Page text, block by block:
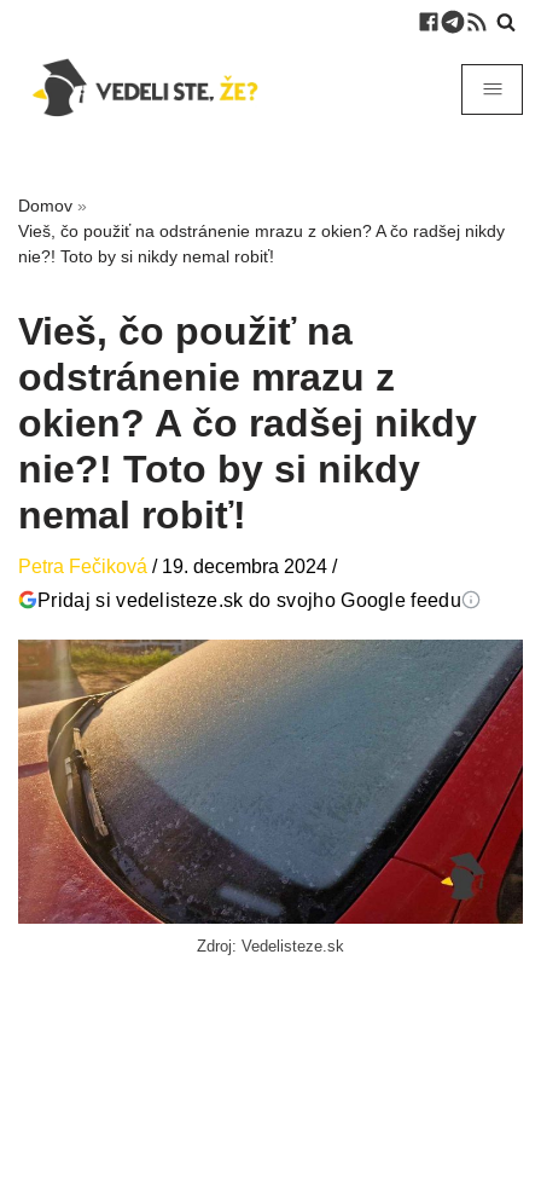
Domov »
Vieš, čo použiť na odstránenie mrazu z okien? A čo radšej nikdy
nie?! Toto by si nikdy nemal robiť!
Vieš, čo použiť na
odstránenie mrazu z
okien? A čo radšej nikdy
nie?! Toto by si nikdy
nemal robiť!
Petra Fečiková / 19. decembra 2024 /
Pridaj si vedelisteze.sk do svojho Google feedu
Zdroj: Vedelisteze.sk